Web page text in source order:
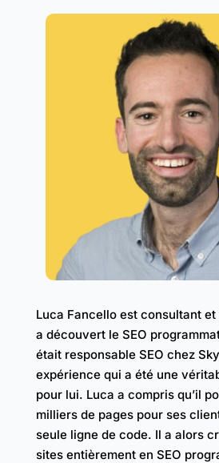
Luca Fancello est consultant et
a découvert le SEO
était responsable SEO chez
expérience qui a été une
pour lui. Luca a compris qu’il
milliers de pages pour ses
seule ligne de code. Il a alors
sites entièrement en SEO